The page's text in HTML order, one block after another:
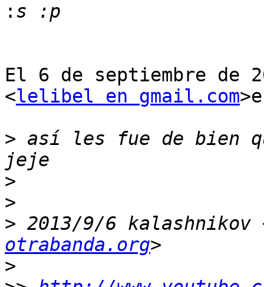
:
El 6 de septiembre de
<lelibel en gmail.com
> así les fue de bien
>
>
> 2013/9/6 kalashnikov
otrabanda.org
>